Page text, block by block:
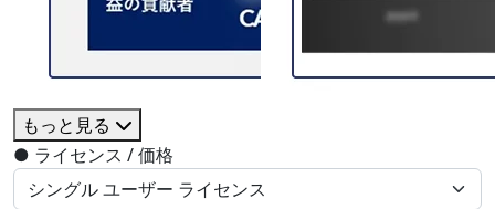
もっと見る
● ライセンス / 価格